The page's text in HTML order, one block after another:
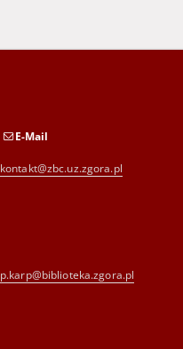
E-Mail
kontakt@zbc.uz.zgora.pl
p.karp@biblioteka.zgora.pl